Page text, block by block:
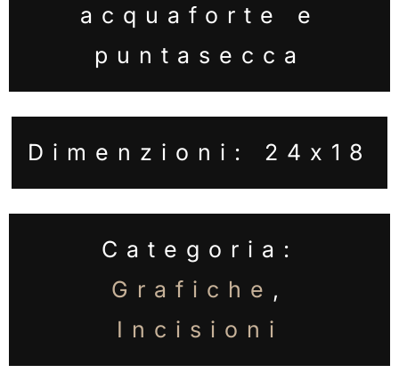
acquaforte e
puntasecca
Dimenzioni: 24x18
Categoria:
Grafiche ,
Incisioni